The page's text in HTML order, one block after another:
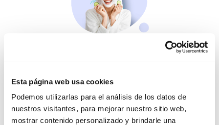
Esta página web usa cookies
Podemos utilizarlas para el análisis de los datos de
nuestros visitantes, para mejorar nuestro sitio web,
mostrar contenido personalizado y brindarle una